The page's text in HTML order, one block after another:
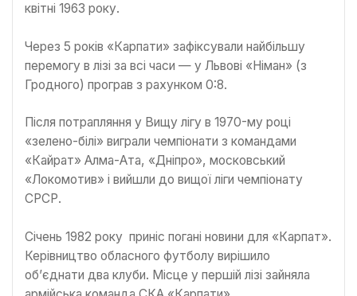
квітні 1963 року.
Через 5 років «Карпати» зафіксували найбільшу
перемогу в лізі за всі часи — у Львові «Німан» (з
Гродного) програв з рахунком 0:8.
Після потрапляння у Вищу лігу в 1970-му році
«зелено-білі» виграли чемпіонати з командами
«Кайрат» Алма-Ата, «Дніпро», московський
«Локомотив» і вийшли до вищої ліги чемпіонату
СРСР.
Січень 1982 року приніс погані новини для «Карпат».
Керівництво обласного футболу вирішило
об’єднати два клуби. Місце у першій лізі зайняла